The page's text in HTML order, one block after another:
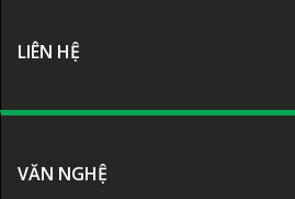
LIÊN HỆ
VĂN NGHỆ